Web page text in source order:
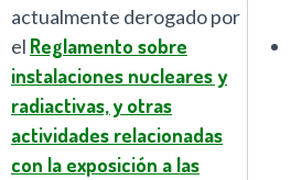
actualmente derogado por
el Reglamento sobre
instalaciones nucleares y
radiactivas, y otras
actividades relacionadas
con la exposición a las